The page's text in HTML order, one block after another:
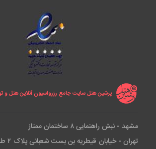
پرشین هتل سایت جامع رزرواسیون آنلاین هتل و
مشهد - نبش راهنمایی ۸ ساختمان ممتاز
تهران - خیابان